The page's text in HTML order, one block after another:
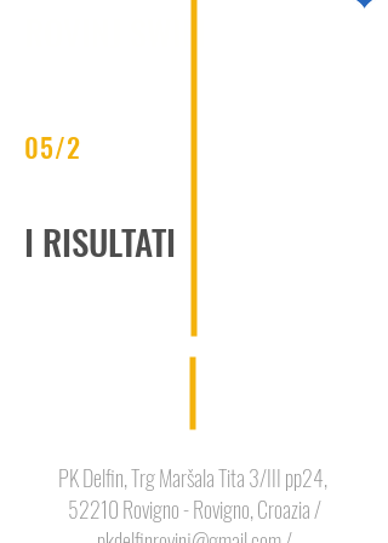
05/2
I RISULTATI
PK Delfin, Trg Maršala Tita 3/III pp24,
52210 Rovigno - Rovigno, Croazia /